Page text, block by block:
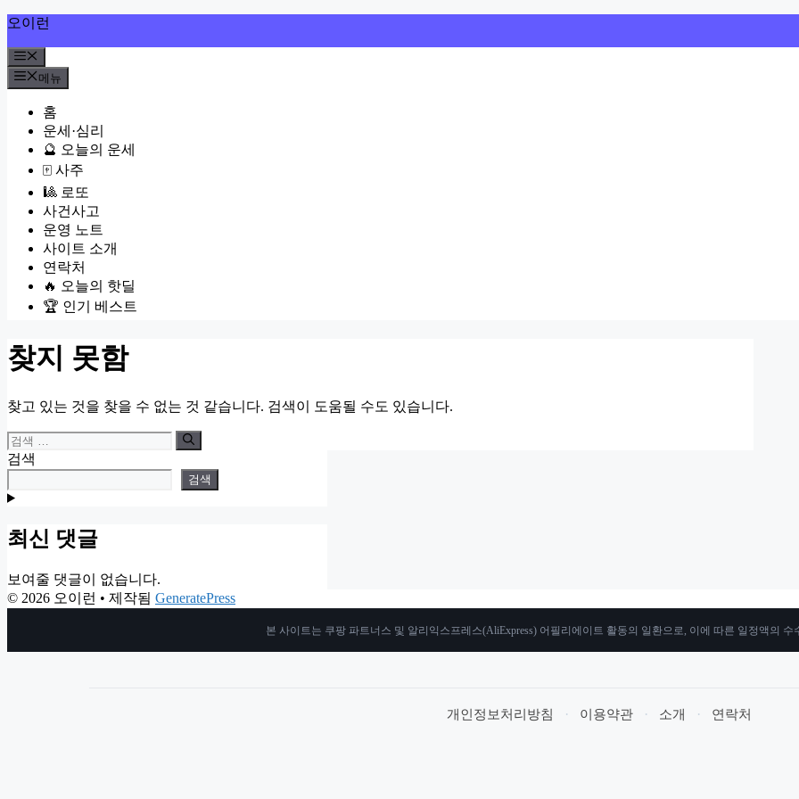
컨
츠
로
오이런
뉴
메뉴
홈
운세·심리
🔮 오늘의 운세
🀄 사주
🎱 로또
사건사고
운영 노트
사이트 소개
연락처
🔥 오늘의 핫딜
🏆 인기 베스트
찾지 못함
찾고 있는 것을 찾을 수 없는 것 같습니다. 검색이 도움될 수도 있습니다.
검
색:
검색
검색
최신 댓글
보여줄 댓글이 없습니다.
© 2026 오이런 • 제작됨 GeneratePress
본 사이트는 쿠팡 파트너스 및 알리익스프레스(AliExpress) 어필리에이트 활동의 일환으로, 이에 따른 일정액의 수
개인정보처리방침 · 이용약관 · 소개 · 연락처